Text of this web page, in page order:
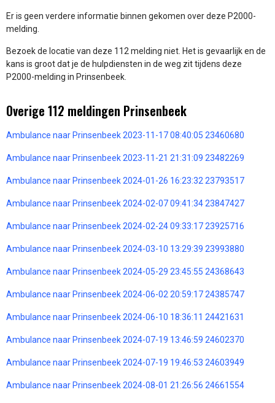
Er is geen verdere informatie binnen gekomen over deze P2000-
melding.
Bezoek de locatie van deze 112 melding niet. Het is gevaarlijk en de
kans is groot dat je de hulpdiensten in de weg zit tijdens deze
P2000-melding in Prinsenbeek.
Overige 112 meldingen Prinsenbeek
Ambulance naar Prinsenbeek 2023-11-17 08:40:05 23460680
Ambulance naar Prinsenbeek 2023-11-21 21:31:09 23482269
Ambulance naar Prinsenbeek 2024-01-26 16:23:32 23793517
Ambulance naar Prinsenbeek 2024-02-07 09:41:34 23847427
Ambulance naar Prinsenbeek 2024-02-24 09:33:17 23925716
Ambulance naar Prinsenbeek 2024-03-10 13:29:39 23993880
Ambulance naar Prinsenbeek 2024-05-29 23:45:55 24368643
Ambulance naar Prinsenbeek 2024-06-02 20:59:17 24385747
Ambulance naar Prinsenbeek 2024-06-10 18:36:11 24421631
Ambulance naar Prinsenbeek 2024-07-19 13:46:59 24602370
Ambulance naar Prinsenbeek 2024-07-19 19:46:53 24603949
Ambulance naar Prinsenbeek 2024-08-01 21:26:56 24661554